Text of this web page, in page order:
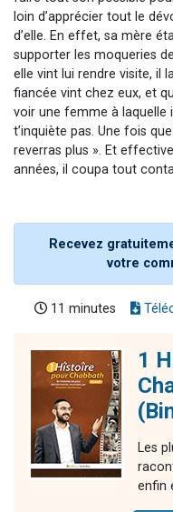
loin d’apprécier tout le
d’elle. En effet, sa mère
supporter les moqueries
elle vint lui rendre visite, il
fiancée vint chez eux, et
voir une femme à laquelle
t’inquiète pas. Une fois
reverras plus ». Et
années, il coupa tout
Recevez
votre
11 minutes
1
Les
enfin